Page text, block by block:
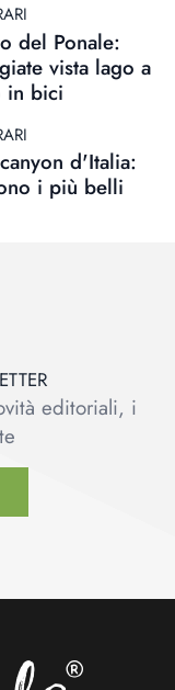
del Ponale:
vista lago a
in bici
d'Italia:
i più belli
editoriali, i